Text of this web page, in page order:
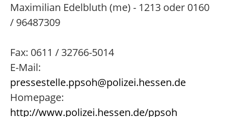
Maximilian Edelbluth (me) - 1213 oder 0160
/ 96487309
Fax: 0611 / 32766-5014
E-Mail:
pressestelle.ppsoh@polizei.hessen.de
Homepage:
http://www.polizei.hessen.de/ppsoh